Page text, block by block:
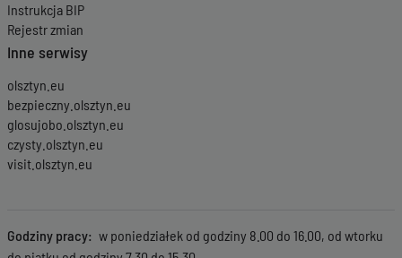
Instrukcja BIP
Rejestr zmian
Inne serwisy
olsztyn.eu
bezpieczny.olsztyn.eu
glosujobo.olsztyn.eu
czysty.olsztyn.eu
visit.olsztyn.eu
Godziny pracy
w poniedziałek od godziny 8.00 do 16.00, od wtorku